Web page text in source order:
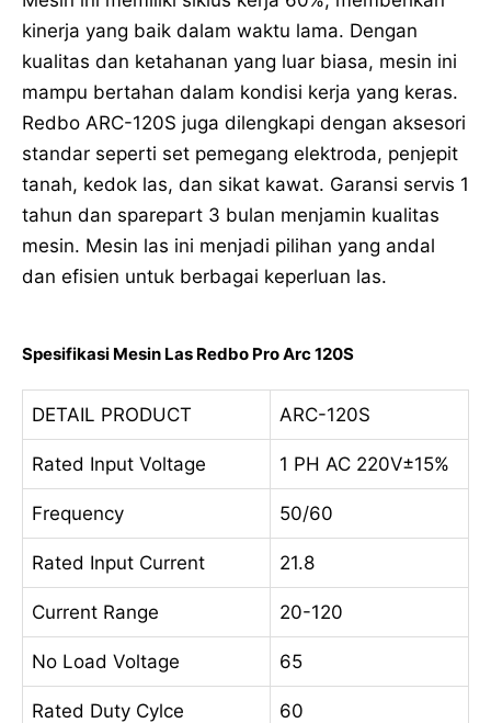
kinerja yang baik dalam waktu lama. Dengan
kualitas dan ketahanan yang luar biasa, mesin ini
mampu bertahan dalam kondisi kerja yang keras.
Redbo ARC-120S juga dilengkapi dengan aksesori
standar seperti set pemegang elektroda, penjepit
tanah, kedok las, dan sikat kawat. Garansi servis 1
tahun dan sparepart 3 bulan menjamin kualitas
mesin. Mesin las ini menjadi pilihan yang andal
dan efisien untuk berbagai keperluan las.
Spesifikasi Mesin Las Redbo Pro Arc 120S
DETAIL PRODUCT ARC-120S
Rated Input Voltage 1 PH AC 220V±15%
Frequency 50/60
Rated Input Current 21.8
Current Range 20-120
No Load Voltage 65
Rated Duty Cylce 60